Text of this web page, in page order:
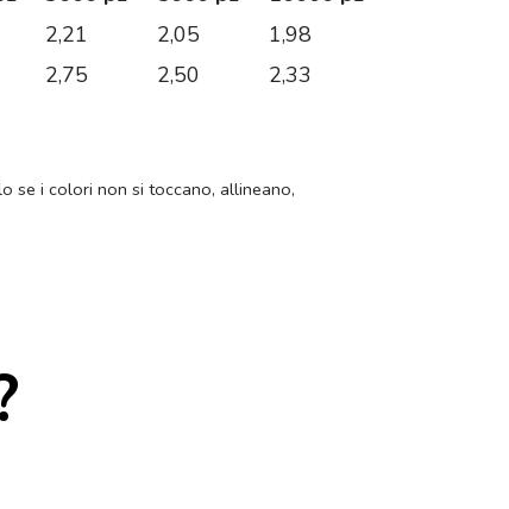
2,21 2,05
1,98
2,75 2,50 2,33
se i colori non si toccano, allineano,